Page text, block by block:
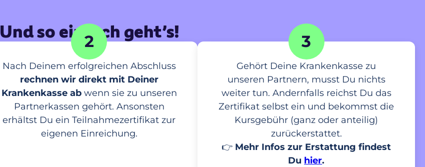
Und so einfach geht’s!
2
Nach Deinem erfolgreichen Abschluss
rechnen wir direkt mit Deiner
Krankenkasse abwenn sie zu unseren
Partnerkassen gehört. Ansonsten
erhältst Du ein Teilnahmezertifikat zur
eigenen Einreichung.
3
Gehört Deine Krankenkasse zu
unseren Partnern, musst Du nichts
weiter tun. Andernfalls reichst Du das
Zertifikat selbst ein und bekommst die
Kursgebühr (ganz oder anteilig)
zurückerstattet.
👉 Mehr Infos zur Erstattung findest
Du hier.